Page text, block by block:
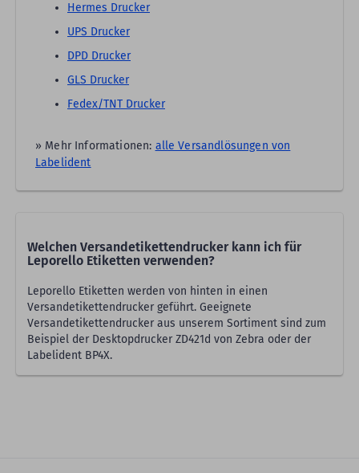
Hermes Drucker
UPS Drucker
DPD Drucker
GLS Drucker
Fedex/TNT Drucker
» Mehr Informationen: alle Versandlösungen von
Labelident
Welchen Versandetikettendrucker kann ich für
Leporello Etiketten verwenden?
Leporello Etiketten werden von hinten in einen
Versandetikettendrucker geführt. Geeignete
Versandetikettendrucker aus unserem Sortiment sind zum
Beispiel der Desktopdrucker ZD421d von Zebra oder der
Labelident BP4X.